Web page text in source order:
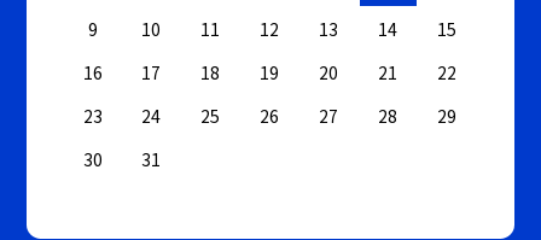
9
10 11 12 13 14
15
16
17 18 19 20 21
22
23
24 25 26 27 28
29
30
31